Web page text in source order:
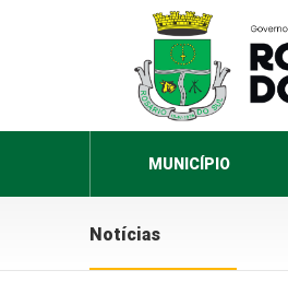
MUNICÍPIO
Notícias